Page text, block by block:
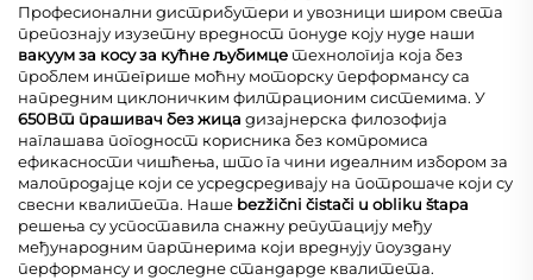
Професионални дистрибутери и увозници широм света
препознају изузетну вредност понуде коју нуде наши
вакуум за косу за кућне љубимце технологија која без
проблем интегрише моћну моторску перформансу са
напредним циклоничким филтрационим системима. У
650Вт прашивач без жица дизајнерска филозофија
наглашава погодност корисника без компромиса
ефикасности чишћења, што га чини идеалним избором за
малопродајце који се усредсредивају на потрошаче који су
свесни квалитета. Наше bezžični čistači u obliku štapa
решења су успоставила снажну репутацију међу
међународним партнерима који вреднују поуздану
перформансу и доследне стандарде квалитета.